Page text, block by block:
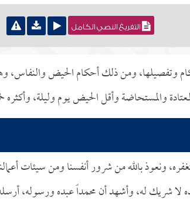
التفريغ النصي الكامل
وتفصيلها، ومن ذلك أحكام الحيض والنفاس،
والمستحاضة وأقل الحيض يوم وليلة،
ونعوذ بالله من شرور أنفسنا ومن سيئات
لا شريك له، وأشهد أن محمداً عبده ورسوله،